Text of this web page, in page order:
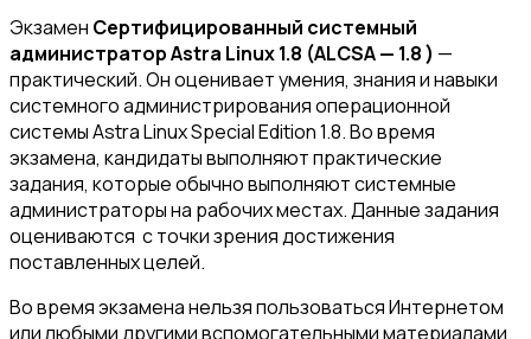
Экзамен Сертифицированный системный
администратор Astra Linux 1.8 (ALCSA — 1.8 ) —
практический. Он оценивает умения, знания и навыки
системного администрирования операционной
системы Astra Linux Special Edition 1.8. Во время
экзамена, кандидаты выполняют практические
задания, которые обычно выполняют системные
администраторы на рабочих местах. Данные задания
оцениваются с точки зрения достижения
поставленных целей.
Во время экзамена нельзя пользоваться Интернетом
или любыми другими вспомогательными материалами.